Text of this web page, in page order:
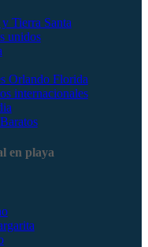
Tierra Santa
unidos
Orlando Florida
internacionales
en playa